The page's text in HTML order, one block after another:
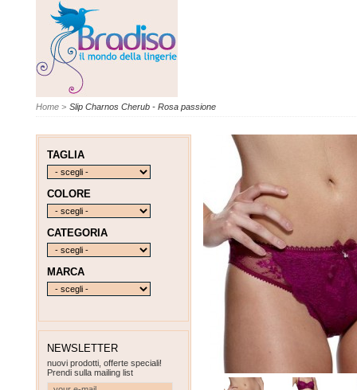
Home > Slip Charnos Cherub - Rosa passione
TAGLIA
COLORE
CATEGORIA
MARCA
NEWSLETTER
nuovi prodotti, offerte speciali!
Prendi sulla mailing list